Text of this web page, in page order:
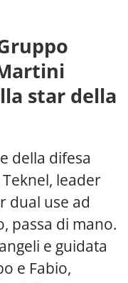
star della
della difesa
leader
dual use ad
passa di mano.
e guidata
e Fabio,